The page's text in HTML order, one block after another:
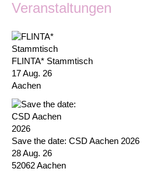
Veranstaltungen
FLINTA* Stammtisch
17 Aug. 26
Aachen
Save the date: CSD Aachen 2026
28 Aug. 26
52062 Aachen